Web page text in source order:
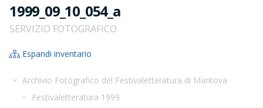
1999_09_10_054_a
SERVIZIO FOTOGRAFICO
Espandi inventario
Archivio Fotografico del Festivaletteratura di Mantova
Festivaletteratura 1999